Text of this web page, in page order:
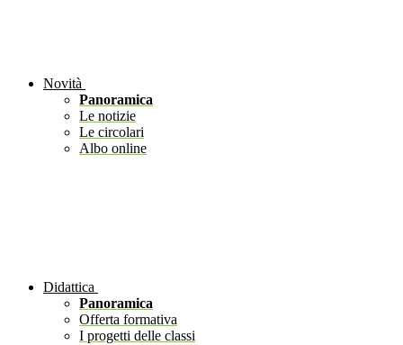
Novità
Panoramica
Le notizie
Le circolari
Albo online
Didattica
Panoramica
Offerta formativa
I progetti delle classi